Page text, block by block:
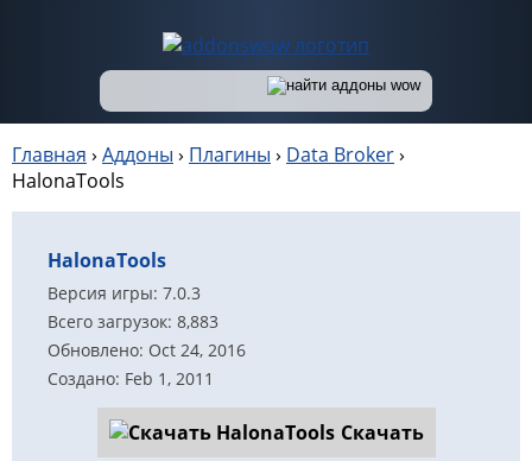
Главная › Аддоны › Плагины › Data Broker›
HalonaTools
HalonaTools
Версия игры: 7.0.3
Всего загрузок: 8,883
Обновлено: Oct 24, 2016
Создано: Feb 1, 2011
Скачать